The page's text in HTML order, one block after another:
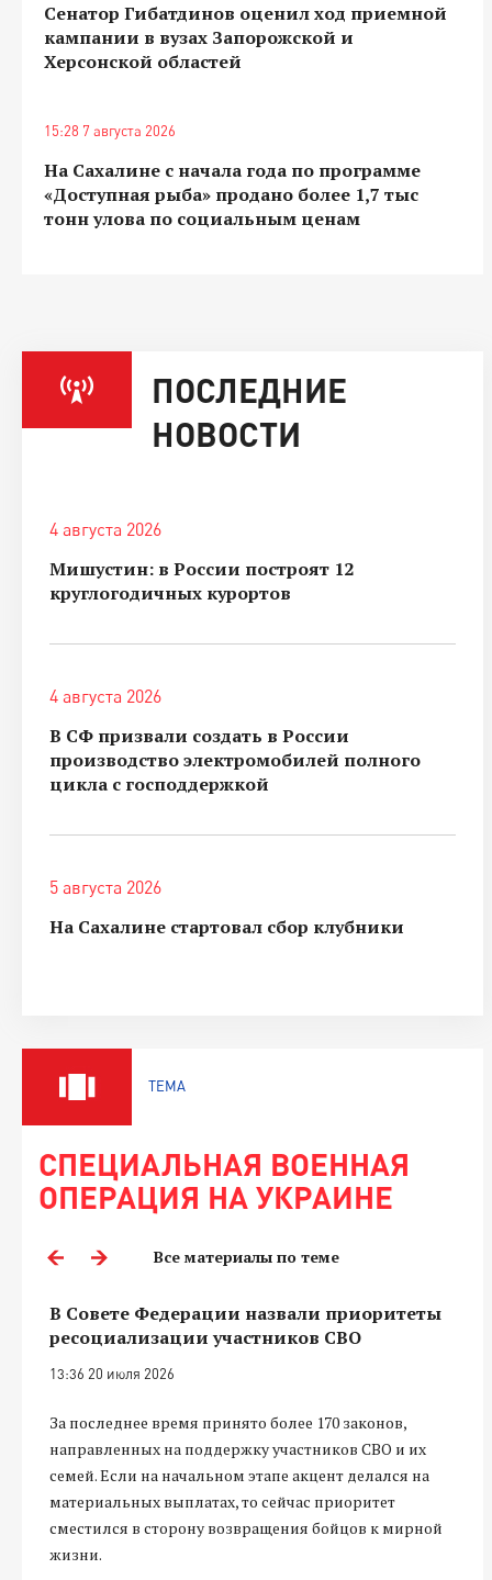
Сенатор Гибатдинов оценил ход приемной
кампании в вузах Запорожской и
Херсонской областей
15:28 7 августа 2026
На Сахалине с начала года по программе
«Доступная рыба» продано более 1,7 тыс
тонн улова по социальным ценам
ПОСЛЕДНИЕ
НОВОСТИ
4 августа 2026
Мишустин: в России построят 12
круглогодичных курортов
4 августа 2026
В СФ призвали создать в России
производство электромобилей полного
цикла с господдержкой
5 августа 2026
На Сахалине стартовал сбор клубники
ТЕМА
СПЕЦИАЛЬНАЯ ВОЕННАЯ
ОПЕРАЦИЯ НА УКРАИНЕ
Все материалы по теме
В Совете Федерации назвали приоритеты
ресоциализации участников СВО
13:36 20 июля 2026
За последнее время принято более 170 законов,
направленных на поддержку участников СВО и их
семей. Если на начальном этапе акцент делался на
материальных выплатах, то сейчас приоритет
сместился в сторону возвращения бойцов к мирной
жизни.